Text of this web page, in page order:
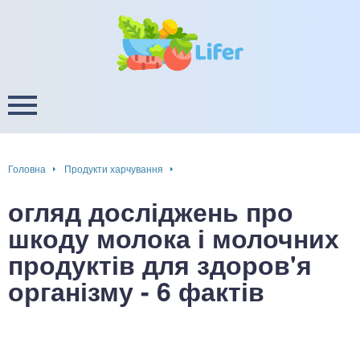
Головна Продукти харчування
огляд досліджень про
шкоду молока і молочних
продуктів для здоров'я
організму - 6 фактів
ШКТ
/ звуження судин
енергії, уваги